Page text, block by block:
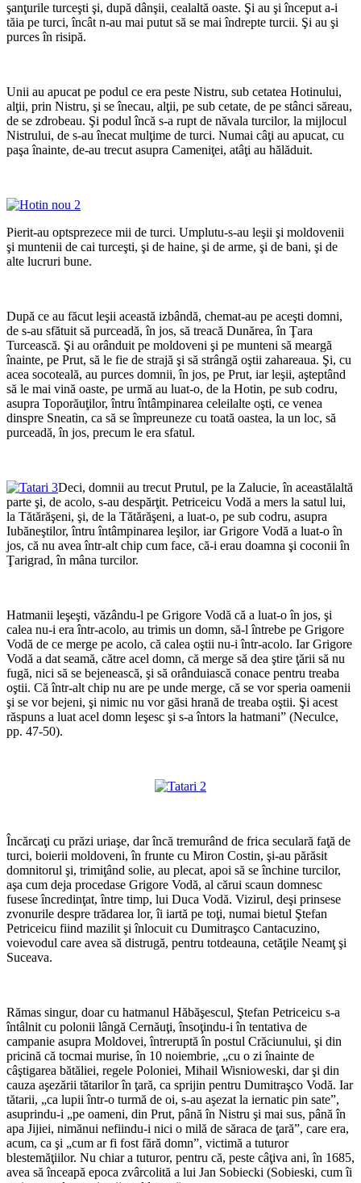
şanţurile turceşti şi, după dânşii, cealaltă oaste. Şi au şi început a-i
tăia pe turci, încât n-au mai putut să se mai îndrepte turcii. Şi au şi
purces în risipă.
Unii au apucat pe podul ce era peste Nistru, sub cetatea Hotinului,
alţii, prin Nistru, şi se înecau, alţii, pe sub cetate, de pe stânci săreau,
de se zdrobeau. Şi podul încă s-a rupt de năvala turcilor, la mijlocul
Nistrului, de s-au înecat mulţime de turci. Numai câţi au apucat, cu
paşa înainte, de-au trecut asupra Cameniţei, atâţi au hălăduit.
Pierit-au optsprezece mii de turci. Umplutu-s-au leşii şi moldovenii
şi muntenii de cai turceşti, şi de haine, şi de arme, şi de bani, şi de
alte lucruri bune.
După ce au făcut leşii această izbândă, chemat-au pe aceşti domni,
de s-au sfătuit să purceadă, în jos, să treacă Dunărea, în Ţara
Turcească. Şi au orânduit pe moldoveni şi pe munteni să meargă
înainte, pe Prut, să le fie de strajă şi să strângă oştii zahareaua. Şi, cu
acea socoteală, au purces domnii, în jos, pe Prut, iar leşii, aşteptând
să le mai vină oaste, pe urmă au luat-o, de la Hotin, pe sub codru,
asupra Toporăuţilor, întru întâmpinarea celeilalte oşti, ce venea
dinspre Sneatin, ca să se împreuneze cu toată oastea, la un loc, să
purceadă, în jos, precum le era sfatul.
Deci, domnii au trecut Prutul, pe la Zalucie, în aceastălaltă
parte şi, de acolo, s-au despărţit. Petriceicu Vodă a mers la satul lui,
la Tătărăşeni, şi, de la Tătărăşeni, a luat-o, pe sub codru, asupra
Iubăneştilor, întru întâmpinarea leşilor, iar Grigore Vodă a luat-o în
jos, că nu avea într-alt chip cum face, că-i erau doamna şi coconii în
Ţarigrad, în mâna turcilor.
Hatmanii leşeşti, văzându-l pe Grigore Vodă că a luat-o în jos, şi
calea nu-i era într-acolo, au trimis un domn, să-l întrebe pe Grigore
Vodă de ce merge pe acolo, că calea oştii nu-i într-acolo. Iar Grigore
Vodă a dat seamă, către acel domn, că merge să dea ştire ţării să nu
fugă, nici să se bejenească, şi să orânduiască conace pentru treaba
oştii. Că într-alt chip nu are pe unde merge, că se vor speria oamenii
şi se vor bejeni, şi nimic nu vor găsi hrană de treaba oştii. Şi acest
răspuns a luat acel domn leşesc şi s-a întors la hatmani” (Neculce,
pp. 47-50).
Încărcaţi cu prăzi uriaşe, dar încă tremurând de frica seculară faţă de
turci, boierii moldoveni, în frunte cu Miron Costin, şi-au părăsit
domnitorul şi, trimiţând solie, au plecat, apoi să se închine turcilor,
aşa cum deja procedase Grigore Vodă, al cărui scaun domnesc
fusese încredinţat, între timp, lui Duca Vodă. Vizirul, deşi prinsese
zvonurile despre trădarea lor, îi iartă pe toţi, numai bietul Ştefan
Petriceicu fiind mazilit şi înlocuit cu Dumitraşco Cantacuzino,
voievodul care avea să distrugă, pentru totdeauna, cetăţile Neamţ şi
Suceava.
Rămas singur, doar cu hatmanul Hăbăşescul, Ştefan Petriceicu s-a
întâlnit cu polonii lângă Cernăuţi, însoţindu-i în tentativa de
campanie asupra Moldovei, întreruptă în postul Crăciunului, şi din
pricină că tocmai murise, în 10 noiembrie, „cu o zi înainte de
câştigarea bătăliei, regele Poloniei, Mihail Wisnioweski, dar şi din
cauza aşezării tătarilor în ţară, ca sprijin pentru Dumitraşco Vodă. Iar
tătarii, „ca lupii într-o turmă de oi, s-au aşezat la iernatic pin sate”,
asuprindu-i „pe oameni, din Prut, până în Nistru şi mai sus, până în
apa Jijiei, nimănui nefiindu-i nici o milă de săraca de ţară”, care era,
acum, ca şi „cum ar fi fost fără domn”, victimă a tuturor
blestemăţiilor. Nu chiar a tuturor, pentru că, peste câţiva ani, în 1685,
avea să înceapă epoca zvârcolită a lui Jan Sobiecki (Sobieski, cum îi